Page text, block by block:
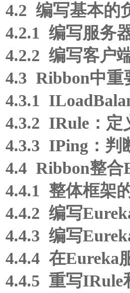
4.2 编写基本
4.2.1 编写服务
4.2.2 编写客户
4.3 Ribbon中
4.3.1
4.3.2 IRule：
4.3.3 IPing：
4.4 Ribbon整
4.4.1 整体框架
4.4.2 编写
4.4.3 编写
4.4.4 在Eureka
4.4.5 重写